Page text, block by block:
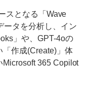
スとなる「Wave
ータを分析し、イン
」や、GPT-4oの
作成(Create)」体
365 Copilot